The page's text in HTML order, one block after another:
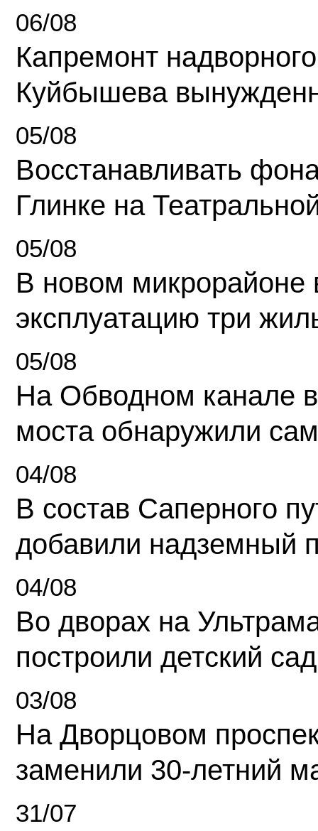
06/08
Капремонт
Куйбышева
05/08
Восстанавливать
Глинке на
05/08
В новом микрорайоне
эксплуатацию три
05/08
На Обводном канале
моста обнаружили
04/08
В состав Саперного
добавили надземный
04/08
Во дворах на
построили детский сад
03/08
На Дворцовом
заменили 30-летний
31/07